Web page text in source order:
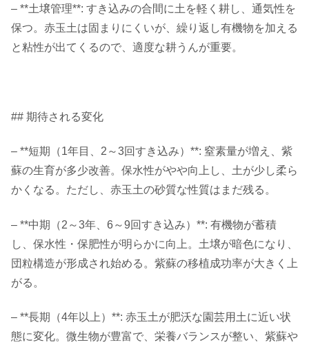
– **土壌管理**: すき込みの合間に土を軽く耕し、通気性を
保つ。赤玉土は固まりにくいが、繰り返し有機物を加える
と粘性が出てくるので、適度な耕うんが重要。
## 期待される変化
– **短期（1年目、2～3回すき込み）**: 窒素量が増え、紫
蘇の生育が多少改善。保水性がやや向上し、土が少し柔ら
かくなる。ただし、赤玉土の砂質な性質はまだ残る。
– **中期（2～3年、6～9回すき込み）**: 有機物が蓄積
し、保水性・保肥性が明らかに向上。土壌が暗色になり、
団粒構造が形成され始める。紫蘇の移植成功率が大きく上
がる。
– **長期（4年以上）**: 赤玉土が肥沃な園芸用土に近い状
態に変化。微生物が豊富で、栄養バランスが整い、紫蘇や